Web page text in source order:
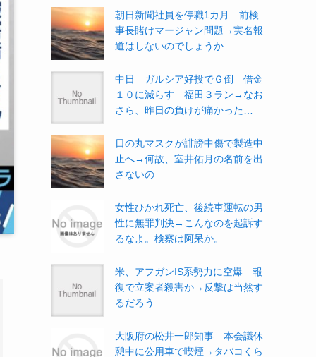
朝日新聞社員を停職1カ月 前検
事長賭けマージャン問題→実名報
道はしないのでしょうか
中日 ガルシア好投でＧ倒 借金
１０に減らす 福田３ラン→なお
さら、昨日の負けが痛かった…
日の丸マスクが誹謗中傷で製造中
止へ→何故、室井佑月の名前を出
さないの
女性ひかれ死亡、後続車運転の男
性に無罪判決→こんなのを起訴す
るなよ。検察は阿呆か。
米、アフガンIS系勢力に空爆 報
復で立案者殺害か→反撃は当然す
るだろう
大阪府の松井一郎知事 本会議休
憩中に公用車で喫煙→タバコくら